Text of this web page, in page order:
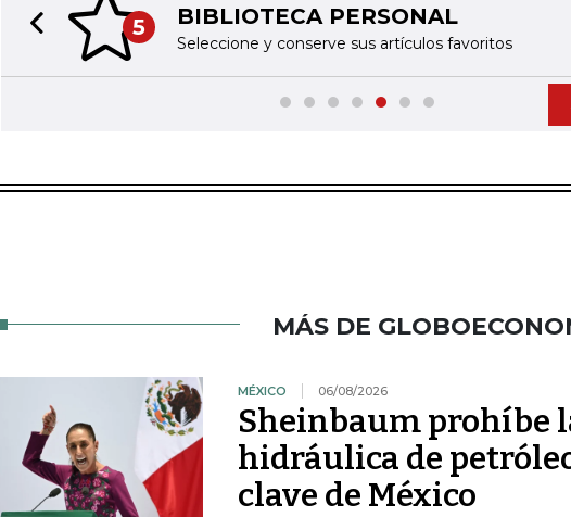
5 BIBLIOTECA PERSONAL
Seleccione y conserve sus artículos favoritos
Previous slide
MÁS DE
MÉXICO 06/08/2026
Sheinbaum prohíbe
hidráulica de
clave de México